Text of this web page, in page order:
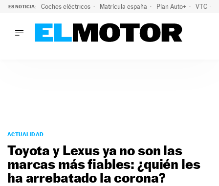
ES NOTICIA: Coches eléctricos Matrícula españa Plan Auto+ VTC
PODCAST
MOTOS
TECNOLOGÍA
SUPERCOCHES
ACTUALIDAD
Toyota y Lexus ya no son las
marcas más fiables: ¿quién les
ha arrebatado la corona?